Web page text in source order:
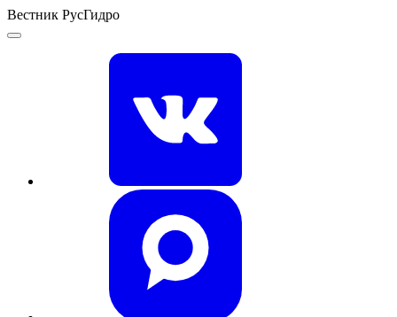
Вестник РусГидро